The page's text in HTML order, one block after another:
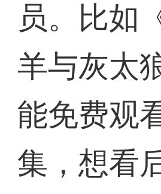
员。比如
羊与灰太
能免费观
集，想看